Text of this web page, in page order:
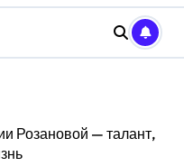
Розановой — талант,